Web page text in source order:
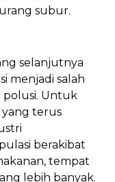
subur.
selanjutnya
menjadi salah
polusi. Untuk
terus
berakibat
tempat
lebih banyak.